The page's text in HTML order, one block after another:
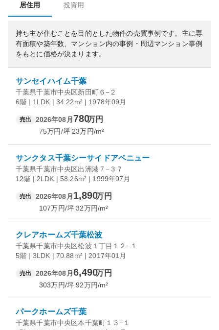
居住用 投資用
持ち主が住むことを目的とした物件の売買事例です。 主に専
有面積や築年数、マンション内の事例・周辺マンション事例
をもとに価格が決まります。
サンセイハイム千葉
千葉県千葉市中央区新田町６−２
6階 | 1LDK | 34.22m² | 1978年09月
売出 2026年08月 780万円
75万円/坪 23万円/m²
サンクタス千葉シーサイドアベニュー
千葉県千葉市中央区出洲港７−３７
12階 | 2LDK | 58.26m² | 1999年07月
売出 2026年08月 1,890万円
107万円/坪 32万円/m²
クレアホームズ千葉松波
千葉県千葉市中央区松波１丁目１２−１
5階 | 3LDK | 70.88m² | 2017年01月
売出 2026年08月 6,490万円
303万円/坪 92万円/m²
パークホームズ千葉
千葉県千葉市中央区本千葉町１３−１